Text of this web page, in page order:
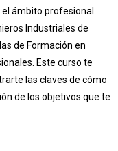
ámbito profesional
Industriales de
de Formación en
Este curso te
las claves de cómo
de los objetivos que te